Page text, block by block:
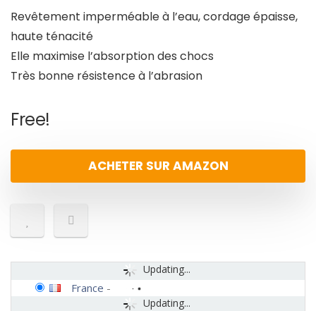
Revêtement imperméable à l’eau, cordage épaisse,
haute ténacité
Elle maximise l’absorption des chocs
Très bonne résistence à l’abrasion
Free!
ACHETER SUR AMAZON
Updating...
Updating...
France -